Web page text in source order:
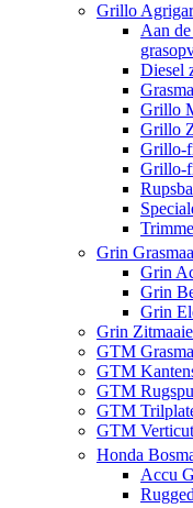
Grillo
Aan
Diesel
Grillo
Grillo
Grillo-
Grillo-
Grin
Grin
Grin
Grin
Grin
GTM
GTM
GTM
GTM
GTM
Honda
Accu